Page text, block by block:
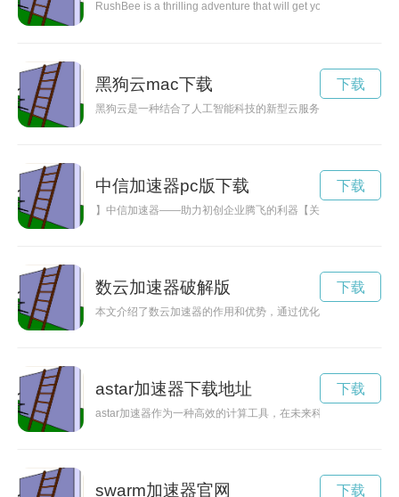
RushBee is a thrilling adventure that will get your heart
黑狗云mac下载
黑狗云是一种结合了人工智能科技的新型云服务，它将智能化
下载
中信加速器pc版下载
】中信加速器——助力初创企业腾飞的利器【关键词】中信加速
下载
数云加速器破解版
本文介绍了数云加速器的作用和优势，通过优化网络连接，实现
下载
astar加速器下载地址
astar加速器作为一种高效的计算工具，在未来科技领域有着广
下载
swarm加速器官网 下载